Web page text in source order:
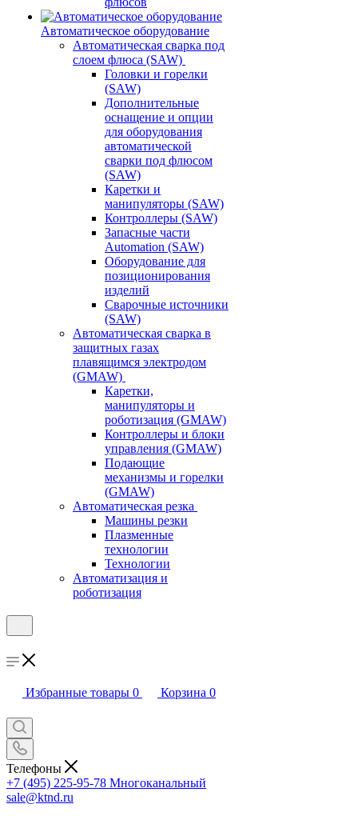
Автоматическое оборудование
Автоматическая сварка под
слоем флюса (SAW)
Головки и горелки
(SAW)
Дополнительные
оснащение и опции
для оборудования
автоматической
сварки под флюсом
(SAW)
Каретки и
манипуляторы (SAW)
Контроллеры (SAW)
Запасные части
Automation (SAW)
Оборудование для
позиционирования
изделий
Сварочные источники
(SAW)
Автоматическая сварка в
защитных газах
плавящимся электродом
(GMAW)
Каретки,
манипуляторы и
роботизация (GMAW)
Контроллеры и блоки
управления (GMAW)
Подающие
механизмы и горелки
(GMAW)
Автоматическая резка
Машины резки
Плазменные
технологии
Технологии
Автоматизация и
роботизация
Избранные товары 0 Корзина 0
Телефоны
+7 (495) 225-95-78 Многоканальный
sale@ktnd.ru